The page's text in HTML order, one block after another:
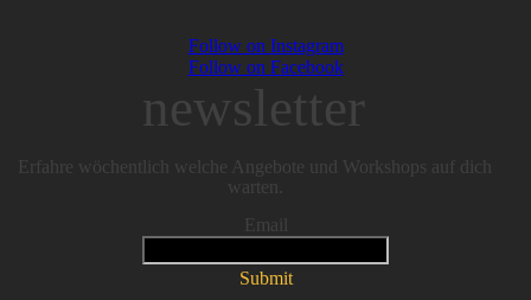
Follow on Instagram
Follow on Facebook
newsletter
Erfahre wöchentlich welche Angebote und Workshops auf dich
warten.
Email
Submit